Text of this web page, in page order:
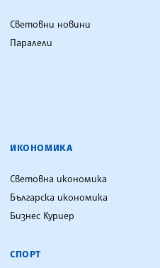
Световни новини
Паралели
ИКОНОМИКА
Световна икономика
Българска икономика
Бизнес Куриер
СПОРТ